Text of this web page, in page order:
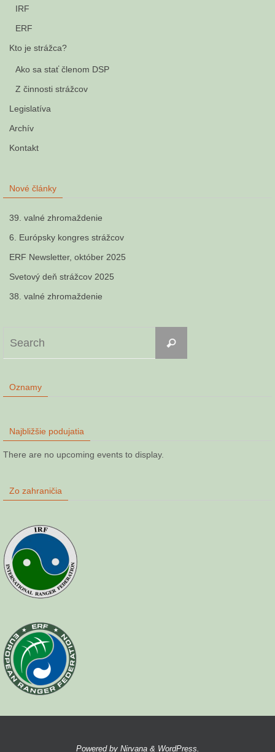
IRF
ERF
Kto je strážca?
Ako sa stať členom DSP
Z činnosti strážcov
Legislatíva
Archív
Kontakt
Nové články
39. valné zhromaždenie
6. Európsky kongres strážcov
ERF Newsletter, október 2025
Svetový deň strážcov 2025
38. valné zhromaždenie
Search
Oznamy
Najbližšie podujatia
There are no upcoming events to display.
Zo zahraničia
Powered by Nirvana& WordPress.